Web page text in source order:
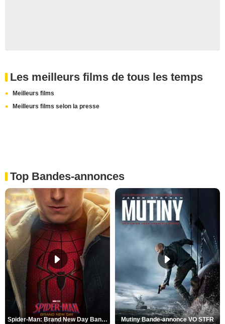
Les meilleurs films de tous les temps
Meilleurs films
Meilleurs films selon la presse
Top Bandes-annonces
Spider-Man: Brand New Day Bande-annonce VO STFR Mutiny Bande-annonce VO STFR